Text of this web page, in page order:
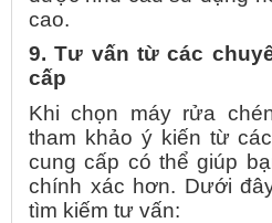
cao.
9. Tư vấn từ các
cấp
Khi chọn máy rửa
tham khảo ý kiến từ
cung cấp có thể giúp
chính xác hơn. Dưới
tìm kiếm tư vấn: